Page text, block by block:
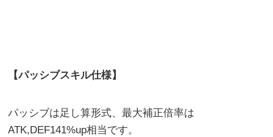
【パッシブスキル仕様】
パッシブは足し算形式、最大補正倍率は
ATK,DEF141%up相当です。